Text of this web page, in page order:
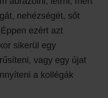
nehézségét, sőt
ezért azt
sikerül egy
vagy egy újat
a kollégák